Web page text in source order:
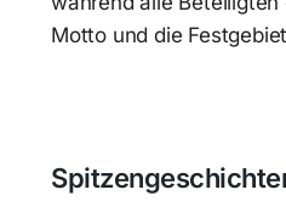
Motto und die